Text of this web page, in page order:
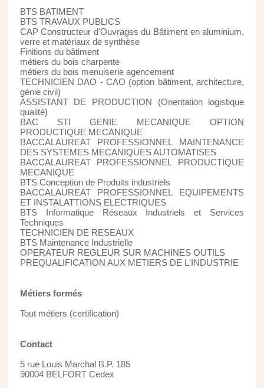
BTS BATIMENT
BTS TRAVAUX PUBLICS
CAP Constructeur d'Ouvrages du Bâtiment en aluminium,
verre et matériaux de synthèse
Finitions du bâtiment
métiers du bois charpente
métiers du bois menuiserie agencement
TECHNICIEN DAO - CAO (option bâtiment, architecture,
génie civil)
ASSISTANT DE PRODUCTION (Orientation logistique
qualité)
BAC STI GENIE MECANIQUE OPTION
PRODUCTIQUE MECANIQUE
BACCALAUREAT PROFESSIONNEL MAINTENANCE
DES SYSTEMES MECANIQUES AUTOMATISES
BACCALAUREAT PROFESSIONNEL PRODUCTIQUE
MECANIQUE
BTS Conception de Produits industriels
BACCALAUREAT PROFESSIONNEL EQUIPEMENTS
ET INSTALATTIONS ELECTRIQUES
BTS Informatique Réseaux Industriels et Services
Techniques
TECHNICIEN DE RESEAUX
BTS Maintenance Industrielle
OPERATEUR REGLEUR SUR MACHINES OUTILS
PREQUALIFICATION AUX METIERS DE L'INDUSTRIE
Métiers formés
Tout métiers (certification)
Contact
5 rue Louis Marchal B.P. 185
90004 BELFORT Cedex